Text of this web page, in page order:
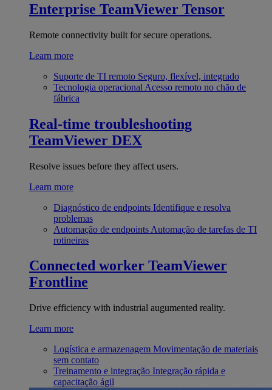
Enterprise TeamViewer Tensor
Remote connectivity built for secure operations.
Learn more
Suporte de TI remoto Seguro, flexível, integrado
Tecnologia operacional Acesso remoto no chão de
fábrica
Real-time troubleshooting
TeamViewer DEX
Resolve issues before they affect users.
Learn more
Diagnóstico de endpoints Identifique e resolva
problemas
Automação de endpoints Automação de tarefas de TI
rotineiras
Connected worker TeamViewer
Frontline
Drive efficiency with industrial augumented reality.
Learn more
Logística e armazenagem Movimentação de materiais
sem contato
Treinamento e integração Integração rápida e
capacitação ágil